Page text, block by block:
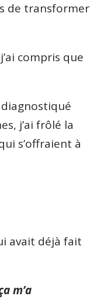
de transformer
compris que
j’ai frôlé la
s’offraient à
avait déjà fait
m’a